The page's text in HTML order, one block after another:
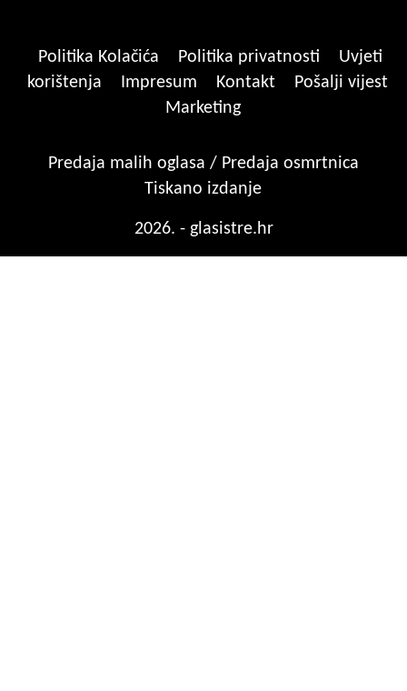
Politika Kolačića Politika privatnosti
Uvjeti
korištenja
Impresum Kontakt
Pošalji vijest
Marketing
Predaja malih oglasa / Predaja osmrtnica
Tiskano izdanje
2026. - glasistre.hr